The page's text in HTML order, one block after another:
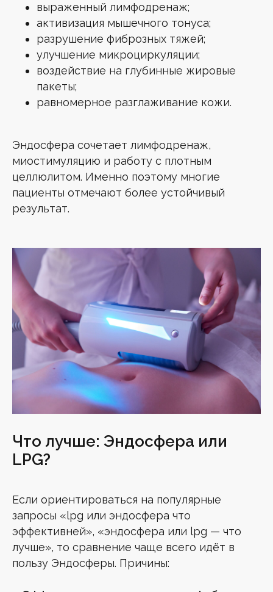
выраженный лимфодренаж;
активизация мышечного тонуса;
разрушение фиброзных тяжей;
улучшение микроциркуляции;
воздействие на глубинные жировые
пакеты;
равномерное разглаживание кожи.
Эндосфера сочетает лимфодренаж,
миостимуляцию и работу с плотным
целлюлитом. Именно поэтому многие
пациенты отмечают более устойчивый
результат.
Что лучше: Эндосфера или
LPG?
Если ориентироваться на популярные
запросы «lpg или эндосфера что
эффективней», «эндосфера или lpg — что
лучше», то сравнение чаще всего идёт в
пользу Эндосферы. Причины: